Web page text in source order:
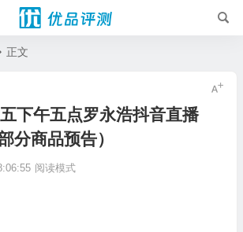
正文
下午五点罗永浩抖音直播
分商品预告）
阅读模式